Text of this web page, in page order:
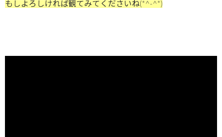
もしよろしければ観てみてくださいね(*^-^*)